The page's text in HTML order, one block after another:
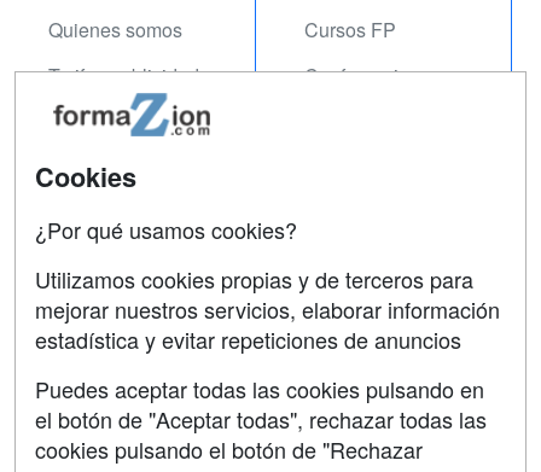
Quienes somos
Tarifas publicidad
Acceso Usuarios
Acceso Centros
Cursos FP
Conferencias
Contactar
Confidencialidad
Aviso legal
Copyleft
Cookies
¿Por qué usamos cookies?
Utilizamos cookies propias y de terceros para
mejorar nuestros servicios, elaborar información
estadística y evitar repeticiones de anuncios
Puedes aceptar todas las cookies pulsando en
el botón de "Aceptar todas", rechazar todas las
cookies pulsando el botón de "Rechazar